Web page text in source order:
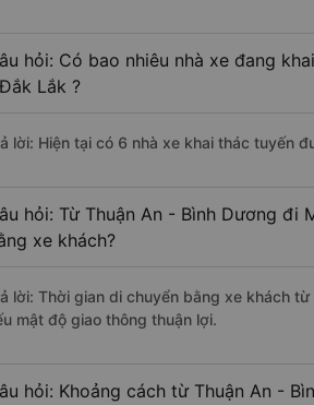
hỏi: Có bao nhiêu nhà xe đang
Lắk ?
lời: Hiện tại có 6 nhà xe khai thác tuyến
hỏi: Từ Thuận An - Bình Dương
xe khách?
lời: Thời gian di chuyển bằng xe khách
mật độ giao thông thuận lợi.
hỏi: Khoảng cách từ Thuận An -